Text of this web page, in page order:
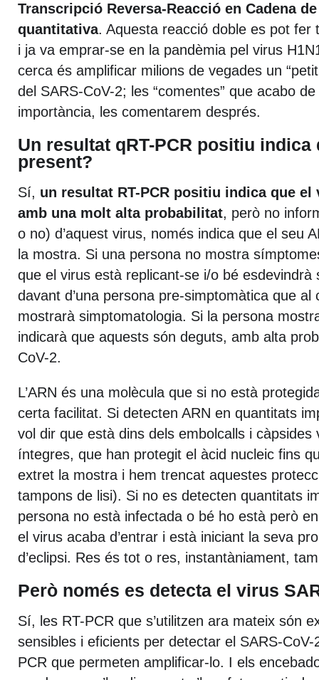
Transcripció Reversa-Reacció en Cadena
quantitativa. Aquesta reacció doble es pot fer
i ja va emprar-se en la pandèmia pel virus
cerca és amplificar milions de vegades un
del SARS-CoV-2; les “comentes” que acabo
importància, les comentarem després.
Un resultat qRT-PCR positiu
present?
Sí, un resultat RT-PCR positiu indica que el
amb una molt alta probabilitat, però no
o no) d’aquest virus, només indica que el seu
la mostra. Si una persona no mostra
que el virus està replicant-se i/o bé esdevindrà
davant d’una persona pre-simptomàtica que al
mostrarà simptomatologia. Si la persona
indicarà que aquests són deguts, amb alta
CoV-2.
L’ARN és una molècula que si no està
certa facilitat. Si detecten ARN en quantitats
vol dir que està dins dels embolcalls i càpsides
íntegres, que han protegit el àcid nucleic fins
extret la mostra i hem trencat aquestes
tampons de lisi). Si no es detecten quantitats
persona no està infectada o bé ho està però
el virus acaba d’entrar i està iniciant la seva
d’eclipsi. Res és tot o res, instantàniament,
Però només es detecta el virus
Sí, les RT-PCR que s’utilitzen ara mateix són
sensibles i eficients per detectar el SARS-
PCR que permeten amplificar-lo. I els